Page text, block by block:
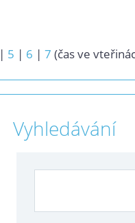
| 5 | 6 | 7 (čas ve
Vyhledávání